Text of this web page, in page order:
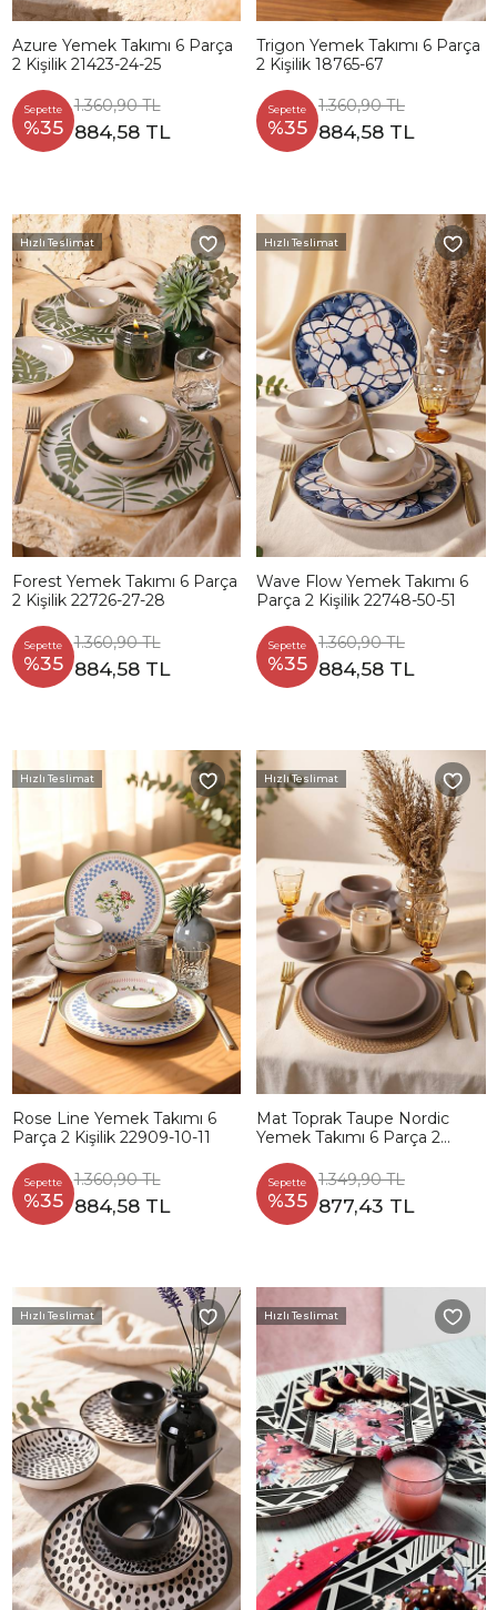
Azure Yemek Takımı 6 Parça
2 Kişilik 21423-24-25
Sepette
%35
1.360,90 TL
884,58 TL
Trigon Yemek Takımı 6 Parça
2 Kişilik 18765-67
Sepette
%35
1.360,90 TL
884,58 TL
Hızlı Teslimat
Forest Yemek Takımı 6 Parça
2 Kişilik 22726-27-28
Sepette
%35
1.360,90 TL
884,58 TL
Hızlı Teslimat
Wave Flow Yemek Takımı 6
Parça 2 Kişilik 22748-50-51
Sepette
%35
1.360,90 TL
884,58 TL
Hızlı Teslimat
Rose Line Yemek Takımı 6
Parça 2 Kişilik 22909-10-11
Sepette
%35
1.360,90 TL
884,58 TL
Hızlı Teslimat
Mat Toprak Taupe Nordic
Yemek Takımı 6 Parça 2
Sepette
%35
1.349,90 TL
877,43 TL
Hızlı Teslimat Hızlı Teslimat